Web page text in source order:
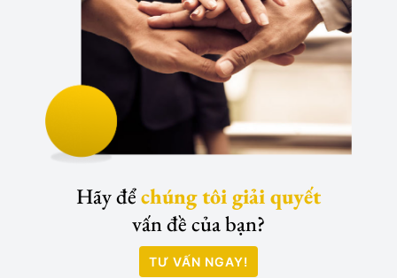
Hãy đểchúng tôi giải quyết
vấn đề của bạn?
TƯ VẤN NGAY!